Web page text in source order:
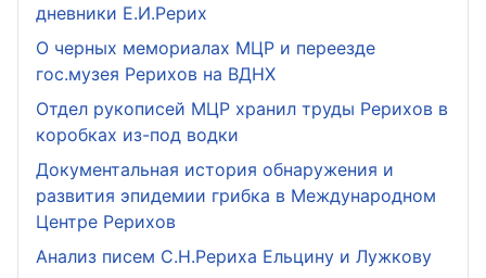
дневники Е.И.Рерих
О черных мемориалах МЦР и переезде
гос.музея Рерихов на ВДНХ
Отдел рукописей МЦР хранил труды Рерихов в
коробках из-под водки
Документальная история обнаружения и
развития эпидемии грибка в Международном
Центре Рерихов
Анализ писем С.Н.Рериха Ельцину и Лужкову